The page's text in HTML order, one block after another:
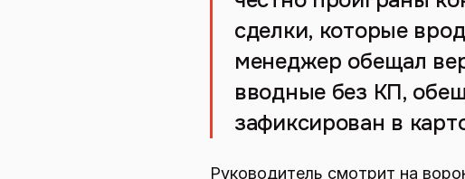
сделки, которые
менеджер обещал
вводные без КП,
зафиксирован в
Руководитель смотрит на